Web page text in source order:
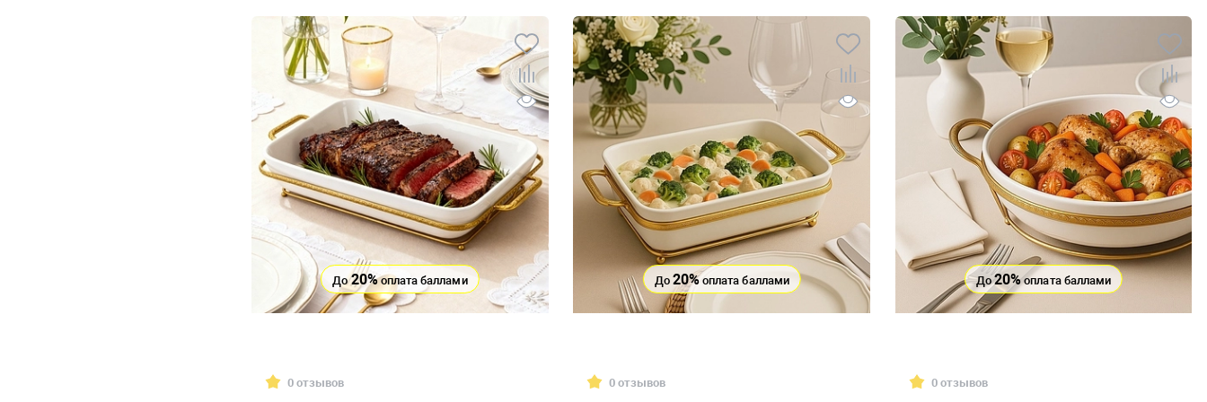
До20%оплата баллами
0 отзывов
До 20%оплата баллами
0 отзывов
До20%оплата баллами
0 отзывов